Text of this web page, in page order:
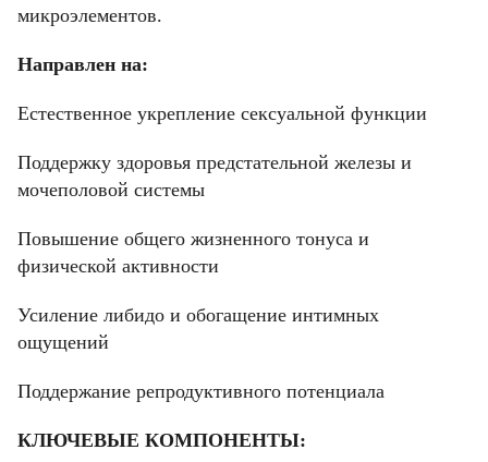
микроэлементов.
Направлен на:
Естественное укрепление сексуальной функции
Поддержку здоровья предстательной железы и
мочеполовой системы
Повышение общего жизненного тонуса и
физической активности
Усиление либидо и обогащение интимных
ощущений
Поддержание репродуктивного потенциала
КЛЮЧЕВЫЕ КОМПОНЕНТЫ: